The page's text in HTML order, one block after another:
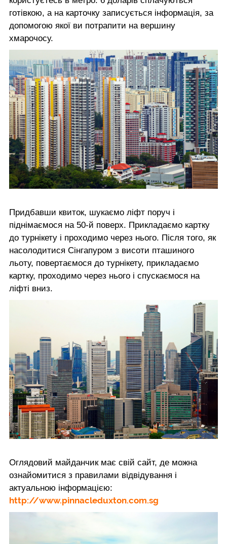
готівкою, а на карточку записується інформація, за
допомогою якої ви потрапити на вершину
хмарочосу.
Придбавши квиток, шукаємо ліфт поруч і
піднімаємося на 50-й поверх. Прикладаємо картку
до турнікету і проходимо через нього. Після того, як
насолодитися Сінгапуром з висоти пташиного
льоту, повертаємося до турнікету, прикладаємо
картку, проходимо через нього і спускаємося на
ліфті вниз.
Оглядовий майданчик має свій сайт, де можна
ознайомитися з правилами відвідування і
актуальною інформацією:
http://www.pinnacleduxton.com.sg